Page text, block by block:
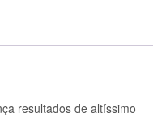
resultados de altíssimo